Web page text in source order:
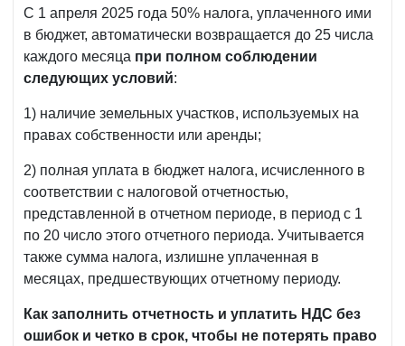
С 1 апреля 2025 года 50% налога, уплаченного ими
в бюджет, автоматически возвращается до 25 числа
каждого месяца при полном соблюдении
следующих условий:
1) наличие земельных участков, используемых на
правах собственности или аренды;
2) полная уплата в бюджет налога, исчисленного в
соответствии с налоговой отчетностью,
представленной в отчетном периоде, в период с 1
по 20 число этого отчетного периода. Учитывается
также сумма налога, излишне уплаченная в
месяцах, предшествующих отчетному периоду.
Как заполнить отчетность и уплатить НДС без
ошибок и четко в срок, чтобы не потерять право